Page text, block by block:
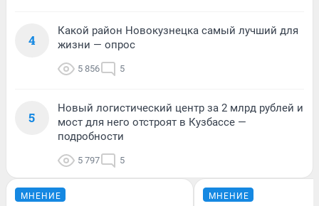
4
Какой район Новокузнецка самый лучший для
жизни — опрос
5 856 5
5
Новый логистический центр за 2 млрд рублей и
мост для него отстроят в Кузбассе —
подробности
5 797 5
МНЕНИЕ МНЕНИЕ